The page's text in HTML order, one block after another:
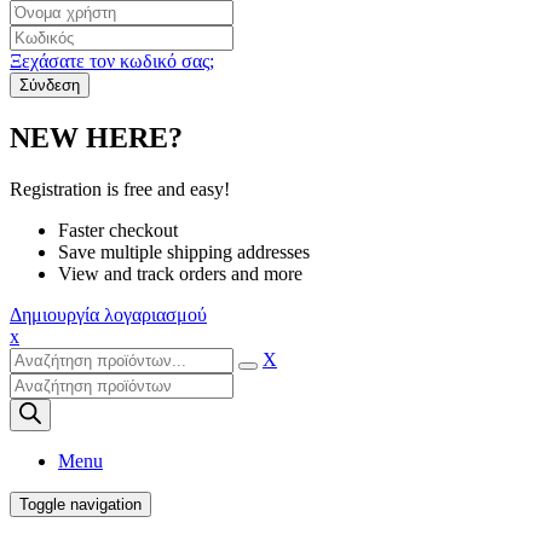
Ξεχάσατε τον κωδικό σας;
NEW HERE?
Registration is free and easy!
Faster checkout
Save multiple shipping addresses
View and track orders and more
Δημιουργία λογαριασμού
x
X
Products
search
Menu
Toggle navigation